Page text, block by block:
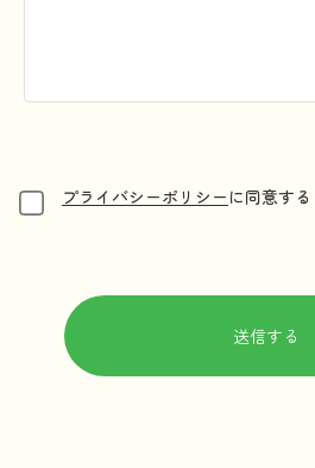
プライバシーポリシー に同意する